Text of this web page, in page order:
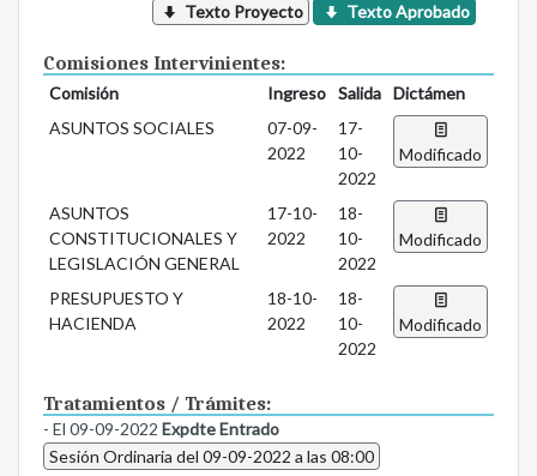
Texto Proyecto Texto Aprobado
Comisiones Intervinientes:
Comisión Ingreso Salida
Dictámen
ASUNTOS SOCIALES
07-09-
2022
17-
10-
2022
Modificado
ASUNTOS
CONSTITUCIONALES Y
LEGISLACIÓN GENERAL
17-10-
2022
18-
10-
2022
Modificado
PRESUPUESTO Y
HACIENDA
18-10-
2022
18-
10-
2022
Modificado
Tratamientos / Trámites:
- El 09-09-2022 Expdte Entrado
Sesión Ordinaria del 09-09-2022 a las 08:00